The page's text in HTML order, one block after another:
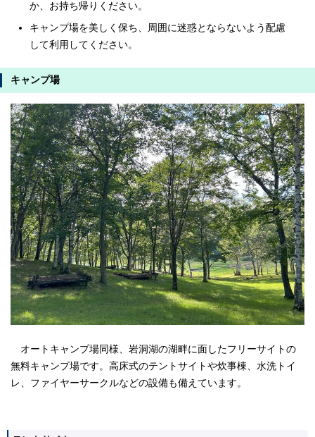
か、お持ち帰りください。
キャンプ場を美しく保ち、周囲に迷惑とならないよう配慮
して利用してください。
キャンプ場
オートキャンプ場同様、岩洞湖の湖畔に面したフリーサイトの
無料キャンプ場です。高床式のテントサイトや炊事棟、水洗トイ
レ、ファイヤーサークルなどの設備も備えています。